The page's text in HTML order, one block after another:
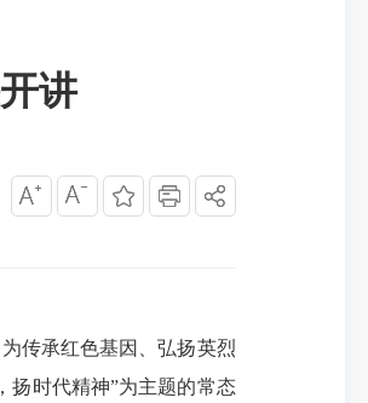
讲
传承红色基因、弘扬英烈
扬时代精神”为主题的常态